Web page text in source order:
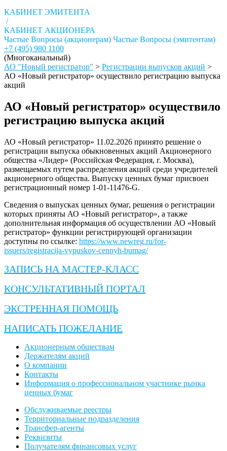
КАБИНЕТ ЭМИТЕНТА
/
КАБИНЕТ АКЦИОНЕРА
Частые Вопросы (акционерам) Частые Вопросы (эмитентам)
+7 (495) 980 1100
(Многоканальный)
АО "Новый регистратор" > Регистрации выпусков акций >
АО «Новый регистратор» осуществило регистрацию выпуска
акций
АО «Новый регистратор» осуществило
регистрацию выпуска акций
АО «Новый регистратор» 11.02.2026 принято решение о
регистрации выпуска обыкновенных акций Акционерного
общества «Лидер» (Российская Федерация, г. Москва),
размещаемых путем распределения акций среди учредителей
акционерного общества. Выпуску ценных бумаг присвоен
регистрационный номер 1-01-11476-G.
Сведения о выпусках ценных бумаг, решения о регистрации
которых приняты АО «Новый регистратор», а также
дополнительная информация об осуществлении АО «Новый
регистратор» функции регистрирующей организации
доступны по ссылке: https://www.newreg.ru/for-
issuers/registracija-vypuskov-cennyh-bumag/
ЗАПИСЬ НА МАСТЕР-КЛАСС
КОНСУЛЬТАТИВНЫЙ ПОРТАЛ
ЭКСТРЕННАЯ ПОМОЩЬ
НАПИСАТЬ ПОЖЕЛАНИЕ
Акционерным обществам
Держателям акций
О компании
Контакты
Информация о профессиональном участнике рынка
ценных бумаг
Обслуживаемые реестры
Территориальные подразделения
Трансфер-агенты
Реквизиты
Получателям финансовых услуг